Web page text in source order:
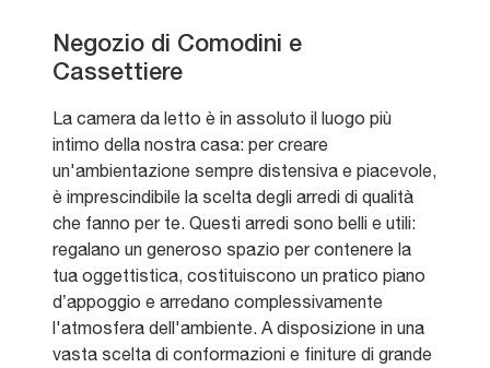
Negozio di Comodini e
Cassettiere
La camera da letto è in assoluto il luogo più
intimo della nostra casa: per creare
un'ambientazione sempre distensiva e piacevole,
è imprescindibile la scelta degli arredi di qualità
che fanno per te. Questi arredi sono belli e utili:
regalano un generoso spazio per contenere la
tua oggettistica, costituiscono un pratico piano
d’appoggio e arredano complessivamente
l'atmosfera dell'ambiente. A disposizione in una
vasta scelta di conformazioni e finiture di grande